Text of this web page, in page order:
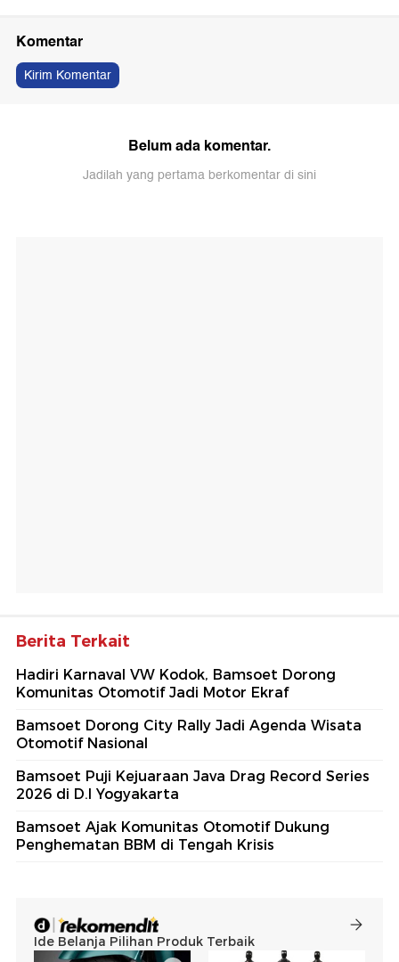
Komentar
Kirim Komentar
Belum ada komentar.
Jadilah yang pertama berkomentar di sini
Berita Terkait
Hadiri Karnaval VW Kodok, Bamsoet Dorong
Komunitas Otomotif Jadi Motor Ekraf
Bamsoet Dorong City Rally Jadi Agenda Wisata
Otomotif Nasional
Bamsoet Puji Kejuaraan Java Drag Record Series
2026 di D.I Yogyakarta
Bamsoet Ajak Komunitas Otomotif Dukung
Penghematan BBM di Tengah Krisis